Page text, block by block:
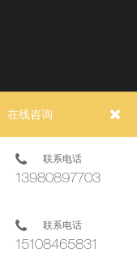
在线咨询
联系电话
13980897703
联系电话
15108465831